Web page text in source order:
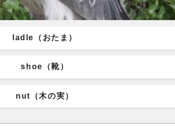
ladle（おたま）
shoe（靴）
nut（木の実）